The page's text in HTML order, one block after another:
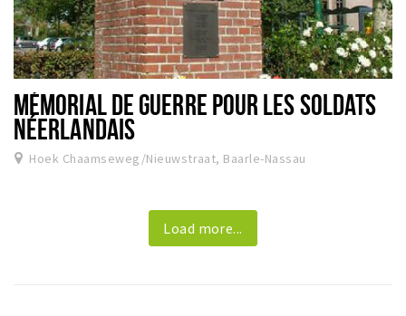
MÉMORIAL DE GUERRE POUR LES SOLDATS
NÉERLANDAIS
Hoek Chaamseweg/Nieuwstraat, Baarle-Nassau
Load more...